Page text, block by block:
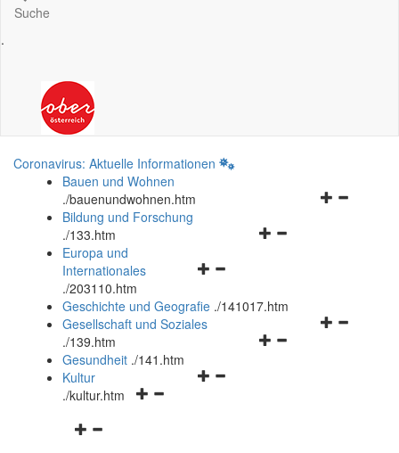
Suche
.
Coronavirus: Aktuelle Informationen
Bauen und Wohnen
./bauenundwohnen.htm
Navigationsmenü
Bildung und Forschung
./133.htm
Navigationsmenü
und
schließen
Europa und
Internationales
./203110.htm
Geschichte und Geografie ./141017.htm
Navigationsmenü
Gesellschaft und Soziales
./139.htm
Navigationsmenü
Gesundheit ./141.htm
Navigationsmenü
Kultur
./kultur.htm
Navigationsmenü